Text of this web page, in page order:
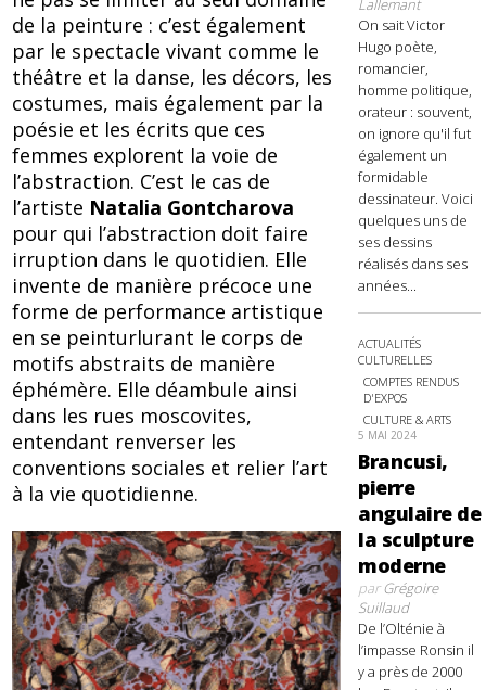
de la peinture : c’est également
par le spectacle vivant comme le
théâtre et la danse, les décors, les
costumes, mais également par la
poésie et les écrits que ces
femmes explorent la voie de
l’abstraction. C’est le cas de
l’artiste Natalia Gontcharova
pour qui l’abstraction doit faire
irruption dans le quotidien. Elle
invente de manière précoce une
forme de performance artistique
en se peinturlurant le corps de
motifs abstraits de manière
éphémère. Elle déambule ainsi
dans les rues moscovites,
entendant renverser les
conventions sociales et relier l’art
à la vie quotidienne.
Lallemant
On sait Victor
Hugo poète,
romancier,
homme politique,
orateur : souvent,
on ignore qu'il fut
également un
formidable
dessinateur. Voici
quelques uns de
ses dessins
réalisés dans ses
années...
ACTUALITÉS
CULTURELLES
COMPTES RENDUS
D'EXPOS
CULTURE & ARTS
5 MAI 2024
Brancusi,
pierre
angulaire de
la sculpture
moderne
parGrégoire
Suillaud
De l’Olténie à
l’impasse Ronsin il
y a près de 2000